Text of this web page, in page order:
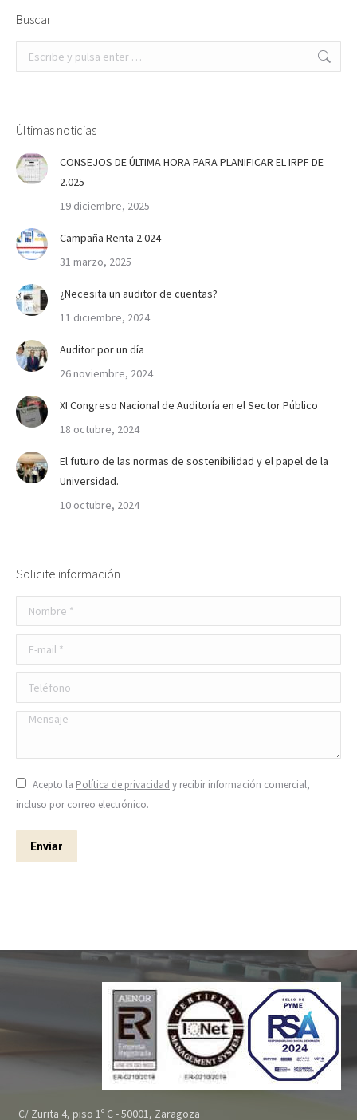
Buscar
Buscar:
Últimas noticias
CONSEJOS DE ÚLTIMA HORA PARA PLANIFICAR EL IRPF DE
2.025
19 diciembre, 2025
Campaña Renta 2.024
31 marzo, 2025
¿Necesita un auditor de cuentas?
11 diciembre, 2024
Auditor por un día
26 noviembre, 2024
XI Congreso Nacional de Auditoría en el Sector Público
18 octubre, 2024
El futuro de las normas de sostenibilidad y el papel de la
Universidad.
10 octubre, 2024
Solicite información
Nombre *
E-mail *
Teléfono
Mensaje
Acepto la Política de privacidad y recibir información comercial,
incluso por correo electrónico.
Enviar
C/ Zurita 4, piso 1º C - 50001, Zaragoza